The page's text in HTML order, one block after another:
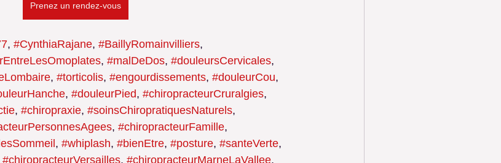
Prenez un rendez-vous
, #CynthiaRajane, #BaillyRomainvilliers,
, #malDeDos, #douleursCervicales,
, #torticolis, #engourdissements, #douleurCou,
, #douleurPied, #chiropracteurCruralgies,
, #chiropraxie, #soinsChiropratiquesNaturels,
, #chiropracteurFamille,
, #whiplash, #bienEtre, #posture, #santeVerte,
#chiropracteurVersailles, #chiropracteurMarneLaVallee,